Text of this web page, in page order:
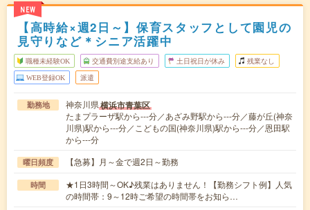
NEW
【高時給×週2日～】保育スタッフとして園児の
見守りなど＊シニア活躍中
職種未経験OK 交通費別途支給あり 土日祝日が休み 残業なし
WEB登録OK 派遣
勤務地 神奈川県横浜市青葉区
たまプラーザ駅から---分／あざみ野駅から---分／藤が丘(神奈
川県)駅から---分／こどもの国(神奈川県)駅から---分／恩田駅
から---分
曜日頻度 【急募】月～金で週2日～勤務
時間
★1日3時間～OK♪残業はありません！【勤務シフト例】人気
の時間帯：9～12時ご希望の時間帯をお知ら…